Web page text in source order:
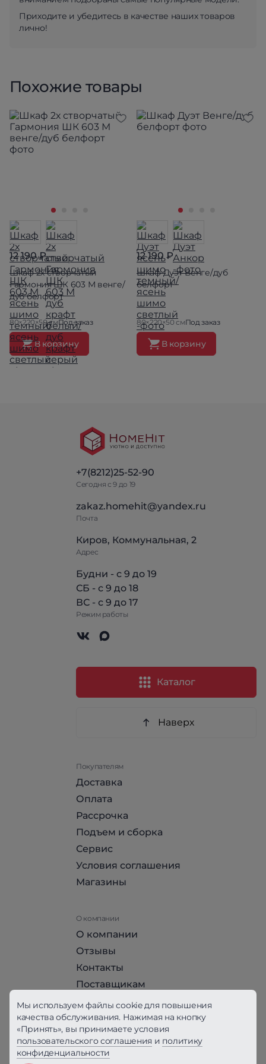
Приходите и убедитесь в качестве наших товаров
лично!
Похожие товары
12 190 ₽
Шкаф 2х створчатый
Гармония ШК 603 М венге/
дуб белфорт
80×220×50 смПод заказ
В корзину
12 190 ₽
Шкаф Дуэт Венге/дуб
белфорт
80×220×50 смПод заказ
В корзину
+7(8212)25-52-90
Сегодня с 9 до 19
zakaz.homehit@yandex.ru
Почта
Киров, Коммунальная, 2
Адрес
Будни - с 9 до 19
СБ - с 9 до 18
ВС - с 9 до 17
Режим работы
Каталог
Наверх
Покупателям
Доставка
Оплата
Рассрочка
Подъем и сборка
Сервис
Условия соглашения
Магазины
О компании
О компании
Отзывы
Контакты
Поставщикам
Стать партнером HomeHit
Политика конфиденциальности
Вся информация на сайте, за исключением
Мы используем файлы cookie для повышения
качества обслуживания. Нажимая на кнопку
«Принять», вы принимаете условия
пользовательского соглашения и политику
конфиденциальности